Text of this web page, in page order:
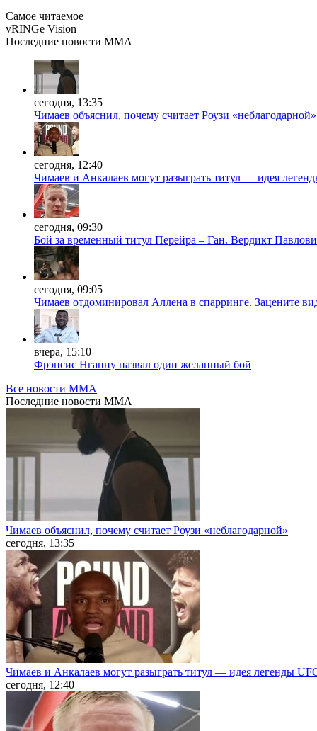
Самое читаемое
vRINGe Vision
Последние новости MMA
сегодня, 13:35
Чимаев объяснил, почему считает Роузи «неблагодарной»
сегодня, 12:40
Чимаев и Анкалаев могут разыграть титул — идея
сегодня, 09:30
Бой за временный титул Перейра – Ган. Вердикт
сегодня, 09:05
Чимаев отдоминировал Аллена в спарринге. Зацените
вчера, 15:10
Фрэнсис Нганну назвал один желанный бой
Все новости MMA
Последние новости MMA
Чимаев объяснил, почему считает Роузи «неблагодарной»
сегодня, 13:35
Чимаев и Анкалаев могут разыграть титул — идея легенды
сегодня, 12:40